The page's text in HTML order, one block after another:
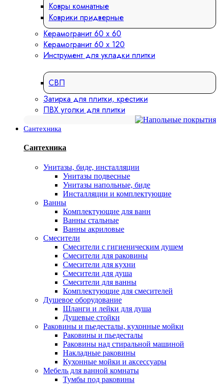
Ковры комнатные
Коврики придверные
Керамогранит 60 х 60
Керамогранит 60 х 120
Инструмент для укладки плитки
СВП
Затирка для плитки, крестики
ПВХ уголки для плитки
Сантехника
Сантехника
Унитазы, биде, инсталляции
Унитазы подвесные
Унитазы напольные, биде
Инсталляции и комплектующие
Ванны
Комплектующие для ванн
Ванны стальные
Ванны акриловые
Смесители
Смесители с гигиеническим душем
Смесители для раковины
Смесители для кухни
Смесители для душа
Смесители для ванны
Комплектующие для смесителей
Душевое оборудование
Шланги и лейки для душа
Душевые стойки
Раковины и пьедесталы, кухонные мойки
Раковины и пьедесталы
Раковины над стиральной машиной
Накладные раковины
Кухонные мойки и аксессуары
Мебель для ванной комнаты
Тумбы под раковины